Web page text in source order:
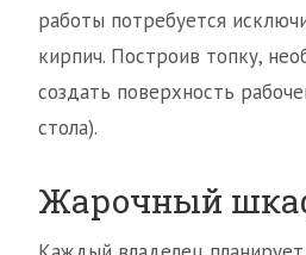
работы потребуется
кирпич. Построив топку,
создать поверхность
стола).
Жарочный